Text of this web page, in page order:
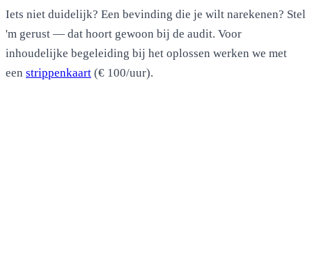
Iets niet duidelijk? Een bevinding die je wilt narekenen? Stel
'm gerust — dat hoort gewoon bij de audit. Voor
inhoudelijke begeleiding bij het oplossen werken we met
een strippenkaart (€ 100/uur).